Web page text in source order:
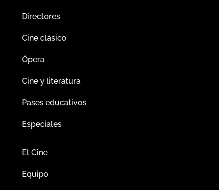
Directores
Cine clásico
Ópera
Cine y literatura
Pases educativos
Especiales
El Cine
Equipo